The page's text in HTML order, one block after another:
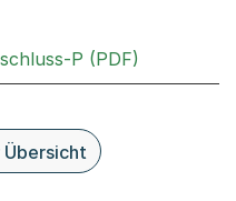
P (PDF)
Übersicht